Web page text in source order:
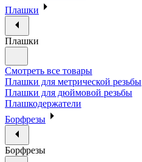
Плашки
Плашки
Смотреть все товары
Плашки для метрической резьбы
Плашки для дюймовой резьбы
Плашкодержатели
Борфрезы
Борфрезы